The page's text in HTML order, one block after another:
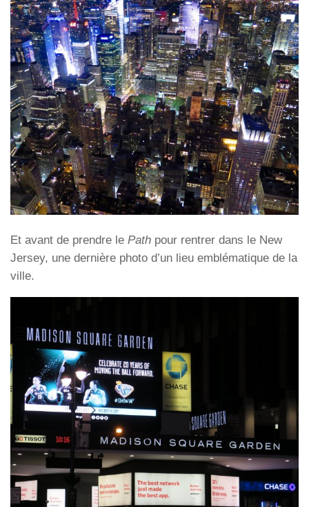
Et avant de prendre le Path pour rentrer dans le New
Jersey, une dernière photo d’un lieu emblématique de la
ville.